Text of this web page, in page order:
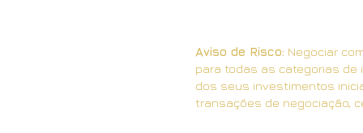
Aviso de Risco: Negociar
para todas as categorias de
dos seus investimentos
transações de negociação,